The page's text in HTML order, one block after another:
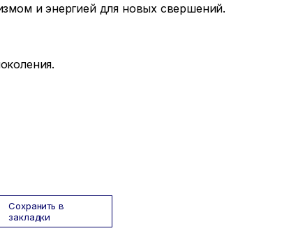
и энергией для новых свершений.
Сохранить в
закладки